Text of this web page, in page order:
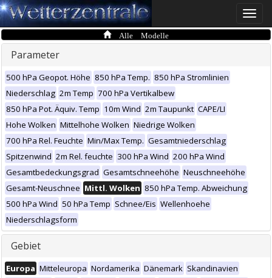
Toggle
Alle Modelle
Parameter
500 hPa Geopot. Höhe 850 hPa Temp. 850 hPa Stromlinien
Niederschlag 2m Temp 700 hPa Vertikalbew
850 hPa Pot. Äquiv. Temp 10m Wind 2m Taupunkt CAPE/LI
Hohe Wolken Mittelhohe Wolken Niedrige Wolken
700 hPa Rel. Feuchte Min/Max Temp. Gesamtniederschlag
Spitzenwind 2m Rel. feuchte 300 hPa Wind 200 hPa Wind
Gesamtbedeckungsgrad Gesamtschneehöhe Neuschneehöhe
Gesamt-Neuschnee Mittl. Wolken 850 hPa Temp. Abweichung
500 hPa Wind 50 hPa Temp Schnee/Eis Wellenhoehe
Niederschlagsform
Gebiet
Europa Mitteleuropa Nordamerika Dänemark Skandinavien